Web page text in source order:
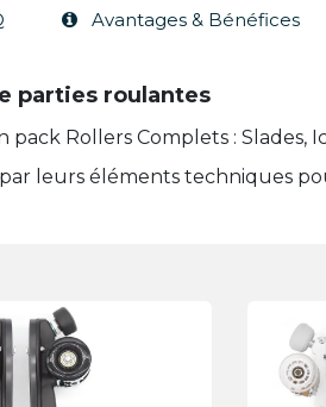
Avantages & Bénéfices
parties roulantes
Rollers Complets : Slades,
leurs éléments techniques